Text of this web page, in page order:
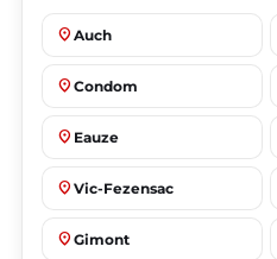
place Auch
place Condom
place Eauze
place Vic-Fezensac
place Gimont